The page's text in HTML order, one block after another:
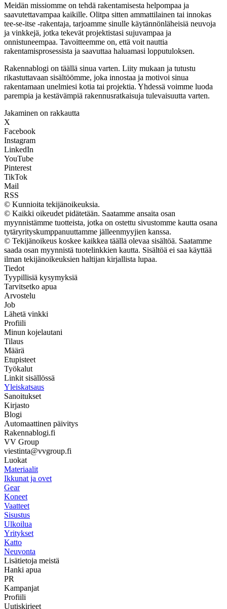
Meidän missiomme on tehdä rakentamisesta helpompaa ja
saavutettavampaa kaikille. Olitpa sitten ammattilainen tai innokas
tee-se-itse -rakentaja, tarjoamme sinulle käytännönläheisiä neuvoja
ja vinkkejä, jotka tekevät projektistasi sujuvampaa ja
onnistuneempaa. Tavoitteemme on, että voit nauttia
rakentamisprosessista ja saavuttaa haluamasi lopputuloksen.
Rakennablogi on täällä sinua varten. Liity mukaan ja tutustu
rikastuttavaan sisältöömme, joka innostaa ja motivoi sinua
rakentamaan unelmiesi kotia tai projektia. Yhdessä voimme luoda
parempia ja kestävämpiä rakennusratkaisuja tulevaisuutta varten.
Jakaminen on rakkautta
X
Facebook
Instagram
LinkedIn
YouTube
Pinterest
TikTok
Mail
RSS
© Kunnioita tekijänoikeuksia.
© Kaikki oikeudet pidätetään. Saatamme ansaita osan
myynnistämme tuotteista, jotka on ostettu sivustomme kautta osana
tytäryrityskumppanuuttamme jälleenmyyjien kanssa.
© Tekijänoikeus koskee kaikkea täällä olevaa sisältöä. Saatamme
saada osan myynnistä tuotelinkkien kautta. Sisältöä ei saa käyttää
ilman tekijänoikeuksien haltijan kirjallista lupaa.
Tiedot
Tyypillisiä kysymyksiä
Tarvitsetko apua
Arvostelu
Job
Lähetä vinkki
Profiili
Minun kojelautani
Tilaus
Määrä
Etupisteet
Työkalut
Linkit sisällössä
Yleiskatsaus
Sanoitukset
Kirjasto
Blogi
Automaattinen päivitys
Rakennablogi.fi
VV Group
viestinta@vvgroup.fi
Luokat
Materiaalit
Ikkunat ja ovet
Gear
Koneet
Vaatteet
Sisustus
Ulkoilua
Yritykset
Katto
Neuvonta
Lisätietoja meistä
Hanki apua
PR
Kampanjat
Profiili
Uutiskirjeet